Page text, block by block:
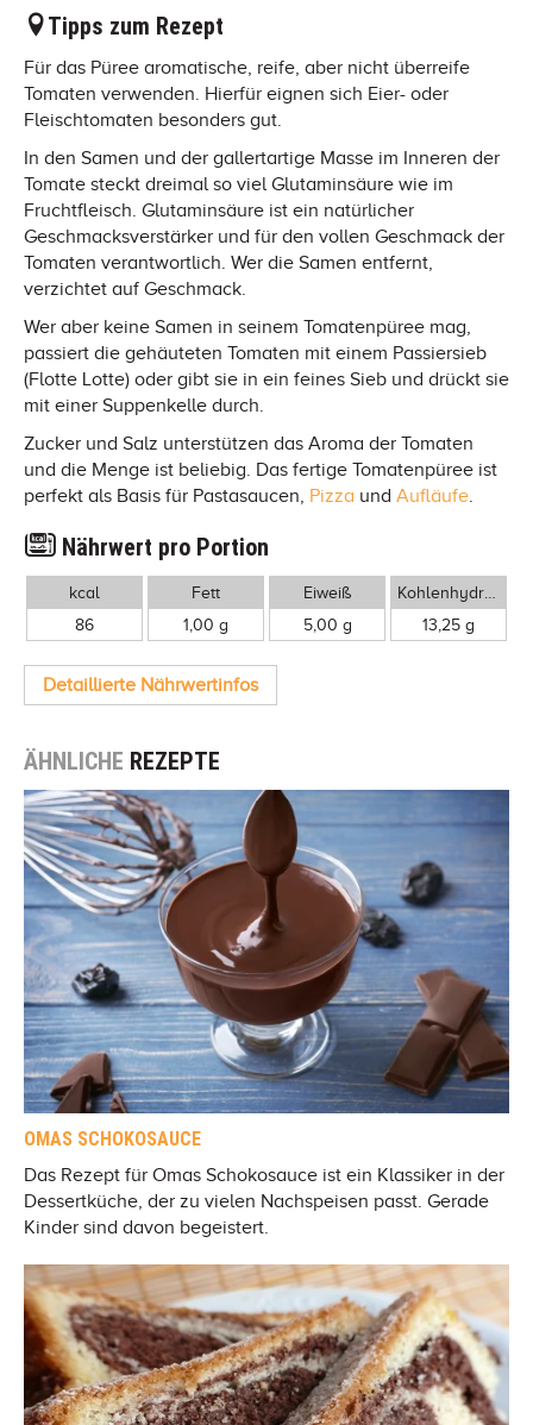
Tipps zum Rezept
Für das Püree aromatische, reife, aber nicht überreife
Tomaten verwenden. Hierfür eignen sich Eier- oder
Fleischtomaten besonders gut.
In den Samen und der gallertartige Masse im Inneren der
Tomate steckt dreimal so viel Glutaminsäure wie im
Fruchtfleisch. Glutaminsäure ist ein natürlicher
Geschmacksverstärker und für den vollen Geschmack der
Tomaten verantwortlich. Wer die Samen entfernt,
verzichtet auf Geschmack.
Wer aber keine Samen in seinem Tomatenpüree mag,
passiert die gehäuteten Tomaten mit einem Passiersieb
(Flotte Lotte) oder gibt sie in ein feines Sieb und drückt sie
mit einer Suppenkelle durch.
Zucker und Salz unterstützen das Aroma der Tomaten
und die Menge ist beliebig. Das fertige Tomatenpüree ist
perfekt als Basis für Pastasaucen, Pizza und Aufläufe.
Nährwert pro Portion
kcal
86
Fett
1,00 g
Eiweiß
5,00 g
13,25 g
Detaillierte Nährwertinfos
ÄHNLICHE REZEPTE
OMAS SCHOKOSAUCE
Das Rezept für Omas Schokosauce ist ein Klassiker in der
Dessertküche, der zu vielen Nachspeisen passt. Gerade
Kinder sind davon begeistert.